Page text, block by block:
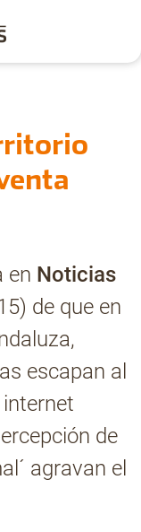
en Noticias
de que en
escapan al
de
agravan el